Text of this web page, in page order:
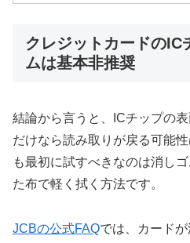
クレジットカードのIC
ムは基本非推奨
結論から言うと、ICチップの
だけなら読み取りが戻る可能
も最初に試すべきなのは消し
た布で軽く拭く方法です。
JCBの公式FAQでは、カード